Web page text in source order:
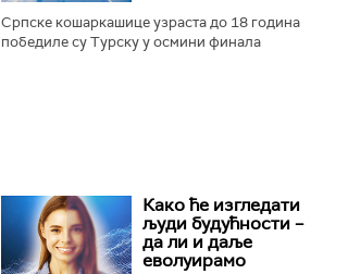
Српске кошаркашице узраста до 18 година
победиле су Турску у осмини финала
Како ће изгледати
људи будућности –
да ли и даље
еволуирамо